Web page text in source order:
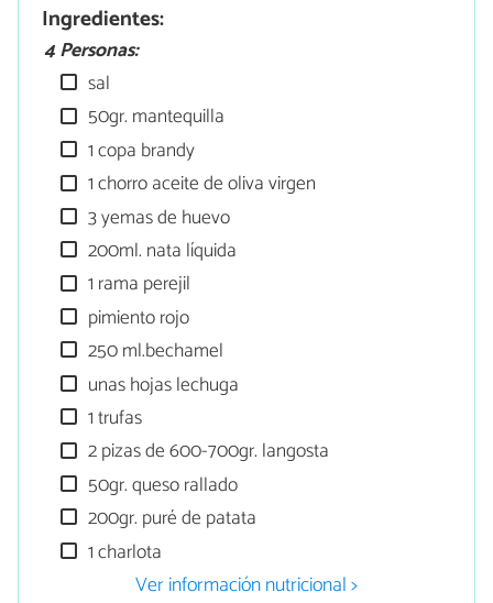
Ingredientes:
4 Personas:
sal
50gr. mantequilla
1 copa brandy
1 chorro aceite de oliva virgen
3 yemas de huevo
200ml. nata líquida
1 rama perejil
pimiento rojo
250 ml.bechamel
unas hojas lechuga
1 trufas
2 pizas de 600-700gr. langosta
50gr. queso rallado
200gr. puré de patata
1 charlota
Ver información nutricional >